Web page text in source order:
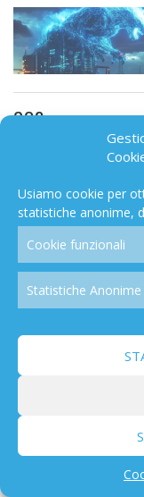
Usiamo cookie per
statistiche anonime,
Cookie funzionali
Statistiche Anonime
CO2
PERSONAGGI
MOTIVAZIONI